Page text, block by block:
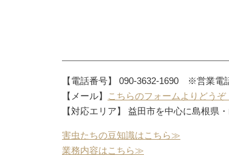
【電話番号】 090-3632-1690 ※営業電
【メール】
こちらのフォームよりどう
【対応エリア】 益田市を中心に島根県
害虫たちの豆知識はこちら≫
業務内容はこちら≫